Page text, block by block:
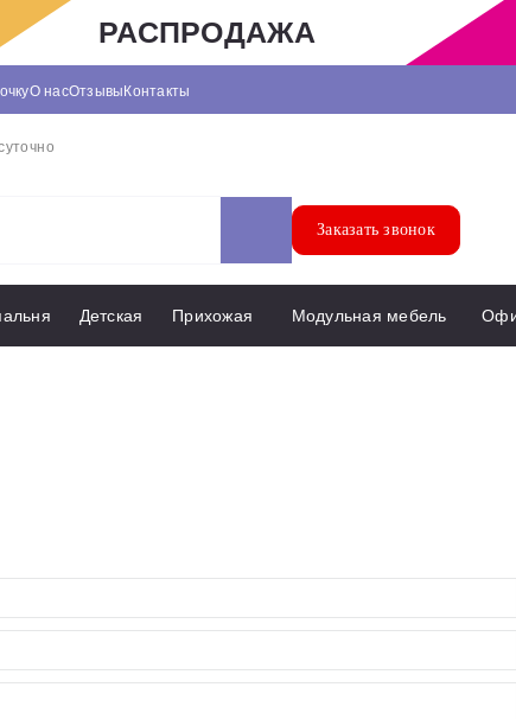
РАСПРОДАЖА
О насОтзывыКонтакты
Заказать звонок
Детская Прихожая Модульная мебель